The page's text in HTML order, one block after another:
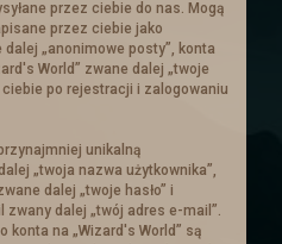
nowinek
:).
się teraz skalować
Na telefonach
Najlepiej więc
przez ciebie do nas. Mogą
przez ciebie jako
„anonimowe posty”, konta
World” zwane dalej „twoje
po rejestracji i zalogowaniu
unikalną
„twoja nazwa użytkownika”,
dalej „twoje hasło” i
dalej „twój adres e-mail”.
na „Wizard's World” są